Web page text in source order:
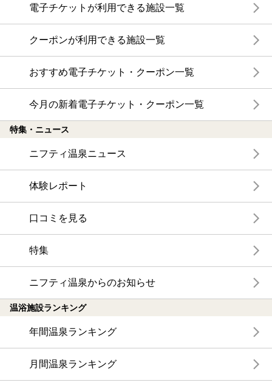
電子チケットが利用できる施設一覧
クーポンが利用できる施設一覧
おすすめ電子チケット・クーポン一覧
今月の新着電子チケット・クーポン一覧
特集・ニュース
ニフティ温泉ニュース
体験レポート
口コミを見る
特集
ニフティ温泉からのお知らせ
温浴施設ランキング
年間温泉ランキング
月間温泉ランキング